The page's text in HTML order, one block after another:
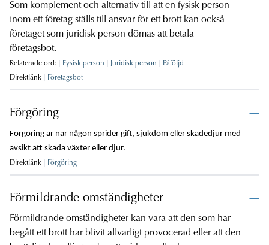
Som komplement och alternativ till att en fysisk person
inom ett företag ställs till ansvar för ett brott kan också
företaget som juridisk person dömas att betala
företagsbot.
Relaterade ord: Fysisk person Juridisk person
Påföljd
Direktlänk
Företagsbot
Förgöring
Förgöring är när någon sprider gift, sjukdom eller skadedjur med
avsikt att skada växter eller djur.
Direktlänk Förgöring
Förmildrande omständigheter
Förmildrande omständigheter kan vara att den som har
begått ett brott har blivit allvarligt provocerad eller att den